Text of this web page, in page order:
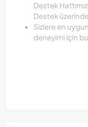
Destek
Destek
Sizlere en
deneyimi için